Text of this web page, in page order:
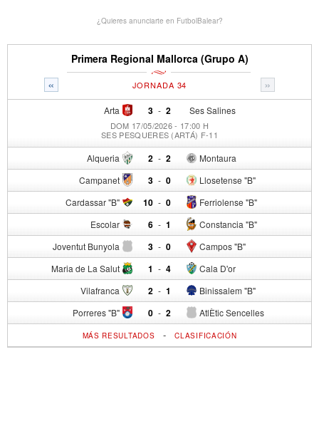
¿Quieres anunciarte en FutbolBalear?
Primera Regional Mallorca (Grupo A)
« »
JORNADA 34
Arta 3 - Ses Salines
2
DOM 17/05/2026 - 17:00 H
SES PESQUERES (ARTÁ) F-11
Alqueria 2 - Montaura
2
Campanet 3 - Llosetense "B"
0
Cardassar "B" 10 - Ferriolense "B"
0
Escolar 6 - Constancia "B"
1
Joventut Bunyola 3 - Campos "B"
0
Maria de La Salut 1 - Cala D'or
4
Vilafranca 2 - Binissalem "B"
1
Porreres "B" 0 - AtlÈtic Sencelles
2
MÁS RESULTADOS -CLASIFICACIÓN